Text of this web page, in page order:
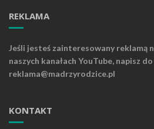
REKLAMA
Jeśli jesteś zainteresowany reklamą
naszych kanałach YouTube, napisz
reklama@madrzyrodzice.pl
KONTAKT